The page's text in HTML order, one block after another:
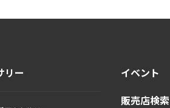
リー
イベント
販売店検索